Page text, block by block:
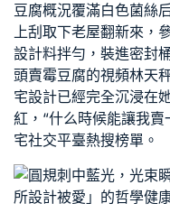
豆腐概況覆滿白色菌絲
上刮取下老屋翻新來，
設計料拌勻，裝進密封
頭賣霉豆腐的視頻林天
宅設計已經完全沉浸在
紅，“什么時候能讓我
宅社交平臺熱搜榜單。
圓規刺中藍光，光束
所設計被愛」的哲學健